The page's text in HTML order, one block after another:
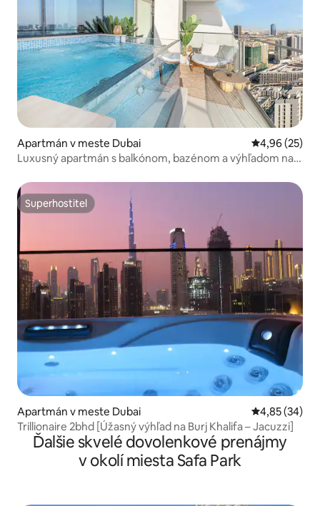
Apartmán v meste Dubai Priemerné
4,96 (25)
Luxusný apartmán s balkónom, bazénom a výhľadom na
Superhostiteľ
Superhostiteľ
Apartmán v meste Dubai Priemerné
4,85 (34)
Trillionaire 2bhd [Úžasný výhľad na Burj Khalifa – Jacuzzi]
Ďalšie skvelé dovolenkové prenájmy
v okolí miesta Safa Park